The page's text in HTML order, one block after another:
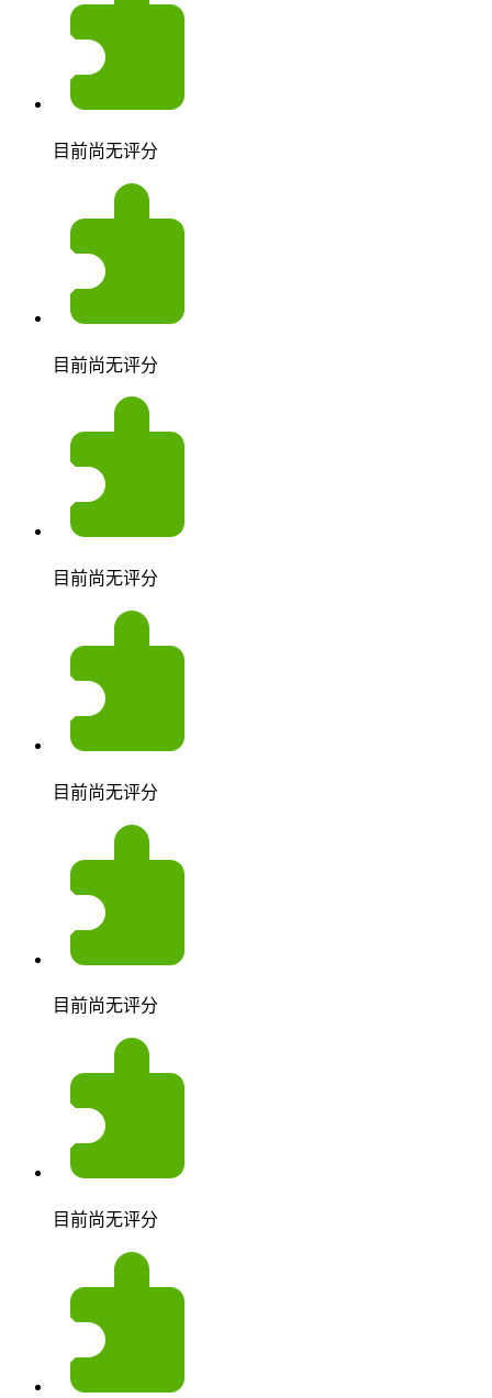
目前尚无评分
目前尚无评分
目前尚无评分
目前尚无评分
目前尚无评分
目前尚无评分